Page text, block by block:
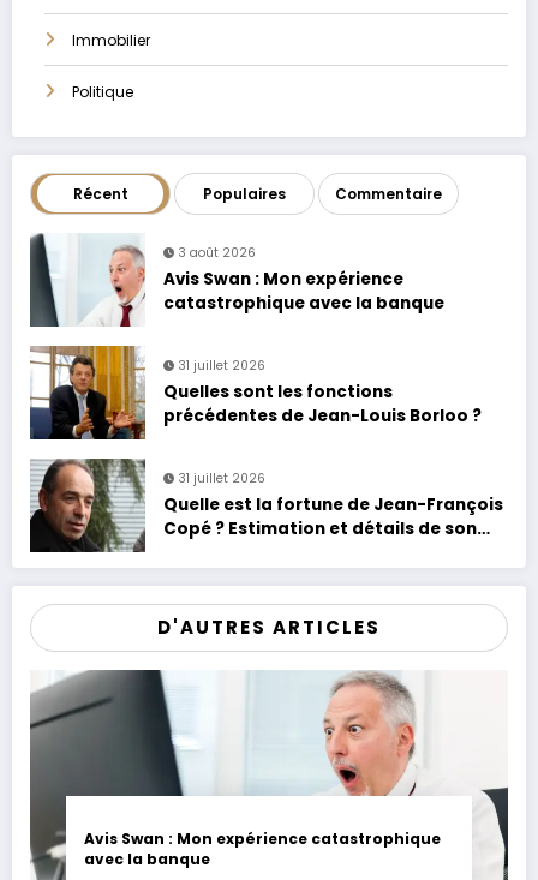
Immobilier
Politique
Récent Populaires Commentaire
3 août 2026
Avis Swan : Mon expérience
catastrophique avec la banque
31 juillet 2026
Quelles sont les fonctions
précédentes de Jean-Louis Borloo ?
31 juillet 2026
Quelle est la fortune de Jean-François
Copé ? Estimation et détails de son
D'AUTRES ARTICLES
Avis Swan : Mon expérience catastrophique
avec la banque